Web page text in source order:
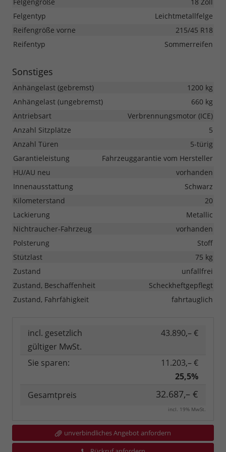
Felgentyp
Leichtmetallfelge
Reifengröße vorne
215/45 R18
Reifentyp
Sommerreifen
Sonstiges
Anhängelast (gebremst)
1200 kg
Anhängelast (ungebremst)
660 kg
Antriebsart
Verbrennungsmotor (ICE)
Anzahl Sitzplätze
5
Anzahl Türen
5-türig
Garantieleistung
Fahrzeuggarantie vom Hersteller
HU/AU neu
vorhanden
Innenausstattung
Schwarz
Kilometerstand
20
Lackierung
Metallic
Nichtraucher-Fahrzeug
vorhanden
Polsterung
Stoff
Stützlast
75 kg
Zustand
unfallfrei
Zustand, Beschaffenheit
Scheckheftgepflegt
Zustand, Fahrfähigkeit
fahrtauglich
incl. gesetzlich
gültiger MwSt.
43.890,– €
Sie sparen:
11.203,– €
25,5%
Gesamtpreis
32.687,– €
incl. 19% MwSt.
unverbindliches Angebot anfordern